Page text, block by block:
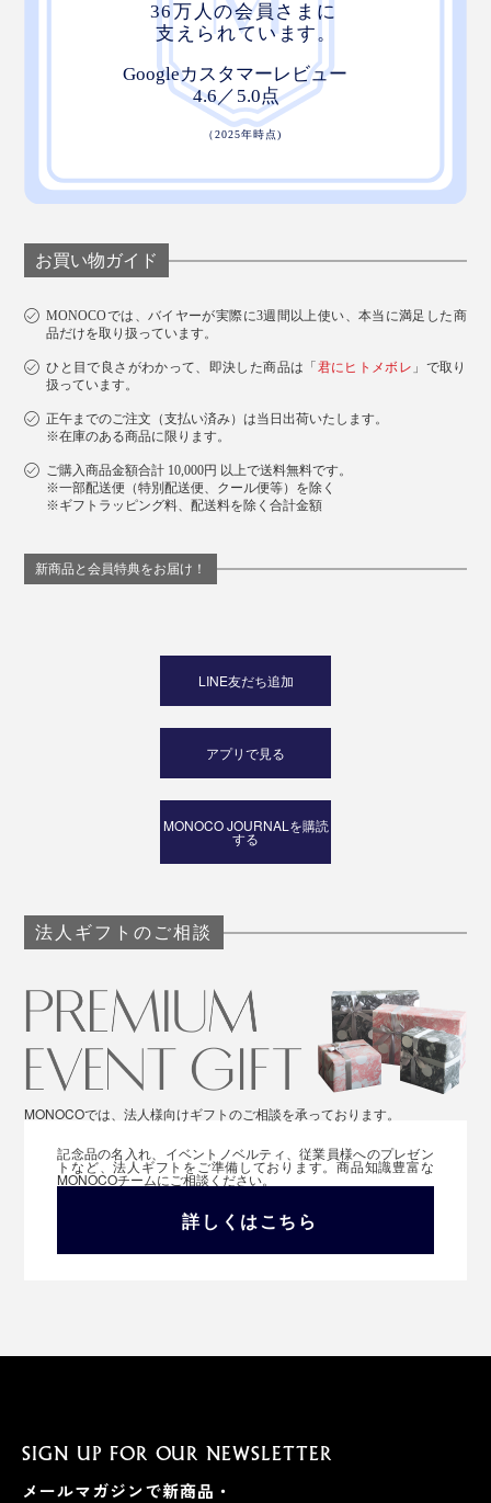
お買い物ガイド
MONOCOでは、バイヤーが実際に3週間以上使い、本当に満足した商
品だけを取り扱っています。
ひと目で良さがわかって、即決した商品は「君にヒトメボレ 」で取り
扱っています。
正午までのご注文（支払い済み）は当日出荷いたします。
※在庫のある商品に限ります。
ご購入商品金額合計 10,000円 以上で送料無料です。
※一部配送便（特別配送便、クール便等）を除く
※ギフトラッピング料、配送料を除く合計金額
新商品と会員特典をお届け！
LINE友だち追加
アプリで見る
MONOCO JOURNALを購読
する
法人ギフトのご相談
MONOCOでは、法人様向けギフトのご相談を承っております。
記念品の名入れ、イベントノベルティ、従業員様へのプレゼン
トなど、法人ギフトをご準備しております。商品知識豊富な
MONOCOチームにご相談ください。
詳しくはこちら
SIGN UP FOR OUR NEWSLETTER
メールマガジンで新商品・